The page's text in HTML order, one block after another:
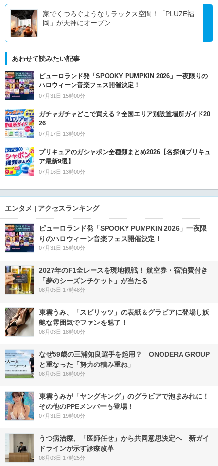
家でくつろぐようなリラックス空間！「PLUZE福
岡」が天神にオープン
あわせて読みたい記事
ピューロランド発「SPOOKY PUMPKIN 2026」一夜限りの
ハロウィーン音楽フェス開催決定！
07月31日 15時00分
ガチャガチャどこで買える？全国エリア別設置場所ガイド20
26
07月17日 13時00分
プリキュアのガシャポン全種類まとめ2026【名探偵プリキュ
ア最新9選】
07月16日 13時00分
エンタメ | アクセスランキング
ピューロランド発「SPOOKY PUMPKIN 2026」一夜限
りのハロウィーン音楽フェス開催決定！
07月31日 15時00分
2027年のF1全レースを現地観戦！ 航空券・宿泊費付き
「夢のシーズンチケット」が当たる
08月05日 17時48分
東雲うみ、「スピリッツ」の表紙＆グラビアに登場し妖
艶な雰囲気でファンを魅了！
08月03日 18時00分
なぜ59歳の三浦知良選手を起用？ ONODERA GROUP
と重なった「努力の積み重ね」
08月05日 16時00分
東雲うみが「ヤングキング」のグラビアで泡まみれに！
その他のPPEメンバーも登場！
07月31日 19時00分
うつ病治療、「医師任せ」から共同意思決定へ 新ガイ
ドラインが示す診療改革
08月03日 17時25分